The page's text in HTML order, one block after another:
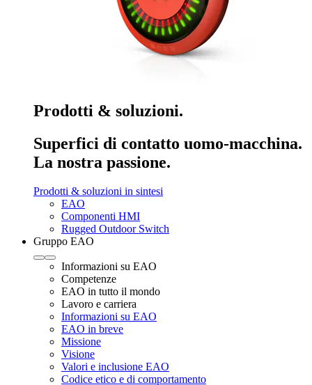
Prodotti & soluzioni.
Superfici di contatto uomo-macchina.
La nostra passione.
Prodotti & soluzioni in sintesi
EAO
Componenti HMI
Rugged Outdoor Switch
Gruppo EAO
Informazioni su EAO
Competenze
EAO in tutto il mondo
Lavoro e carriera
Informazioni su EAO
EAO in breve
Missione
Visione
Valori e inclusione EAO
Codice etico e di comportamento